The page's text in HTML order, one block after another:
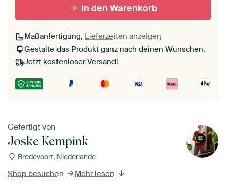
In den Warenkorb
Maßanfertigung, Lieferzeiten anzeigen
Gestalte das Produkt ganz nach deinen Wünschen.
Jetzt kostenloser Versand!
Gefertigt von
Joske Kempink
Bredevoort, Niederlande
Shop besuchen Mehr lesen